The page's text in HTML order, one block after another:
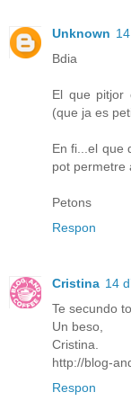
Unknown
Bdia
El que pitjor
(que ja es
En fi...el que
pot permetre
Petons
Respon
Cristina 14
Te secundo
Un beso,
Cristina.
http://blog-
Respon